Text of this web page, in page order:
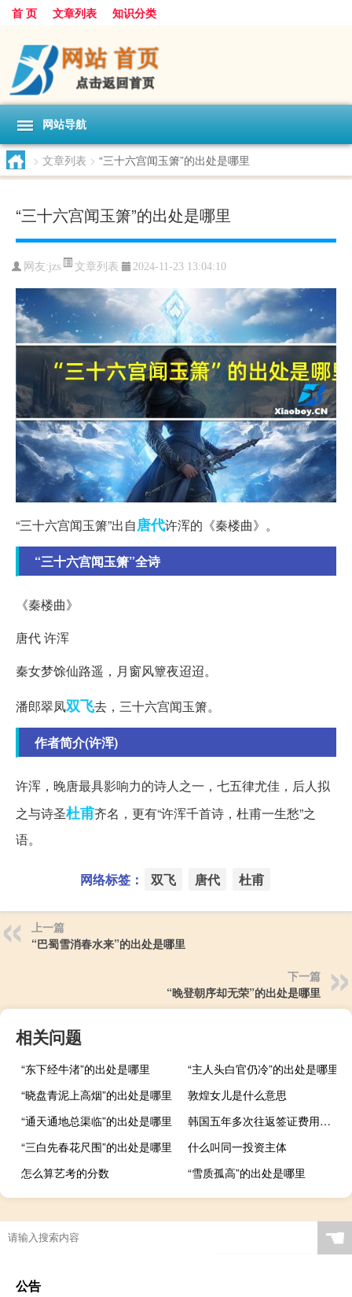
首 页 文章列表 知识分类
网站导航
> 文章列表 > “三十六宫闻玉箫”的出处是哪里
“三十六宫闻玉箫”的出处是哪里
网友:jzs 文章列表 2024-11-23 13:04:10
“三十六宫闻玉箫”出自唐代许浑的《秦楼曲》。
“三十六宫闻玉箫”全诗
《秦楼曲》
唐代 许浑
秦女梦馀仙路遥，月窗风簟夜迢迢。
潘郎翠凤双飞去，三十六宫闻玉箫。
作者简介(许浑)
许浑，晚唐最具影响力的诗人之一，七五律尤佳，后人拟
之与诗圣杜甫齐名，更有“许浑千首诗，杜甫一生愁”之
语。
网络标签： 双飞 唐代 杜甫
上一篇
“巴蜀雪消春水来”的出处是哪里
下一篇
“晚登朝序却无荣”的出处是哪里
相关问题
“东下经牛渚”的出处是哪里
“主人头白官仍冷”的出处是哪里
“晓盘青泥上高烟”的出处是哪里
敦煌女儿是什么意思
“通天通地总渠临”的出处是哪里
韩国五年多次往返签证费用多少(五年多次往返韩国签证多少钱)
“三白先春花尺围”的出处是哪里
什么叫同一投资主体
怎么算艺考的分数
“雪质孤高”的出处是哪里
☚
公告